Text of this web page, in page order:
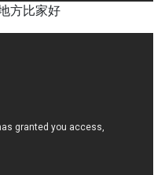
方比家好